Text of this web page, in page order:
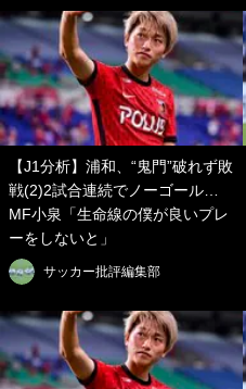
【J1分析】浦和、“鬼門”破れず敗
戦(2)2試合連続でノーゴール…
MF小泉「生命線の僕が良いプレ
ーをしないと」
サッカー批評編集部